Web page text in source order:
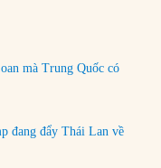
mà Trung Quốc có
đang đẩy Thái Lan về